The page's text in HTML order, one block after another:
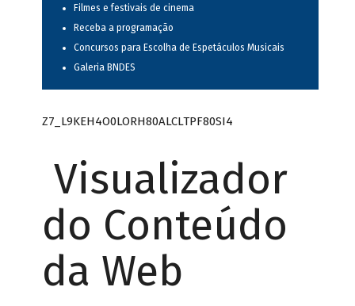
Filmes e festivais de cinema
Receba a programação
Concursos para Escolha de Espetáculos Musicais
Galeria BNDES
Z7_L9KEH4O0LORH80ALCLTPF80SI4
Visualizador
do Conteúdo
da Web